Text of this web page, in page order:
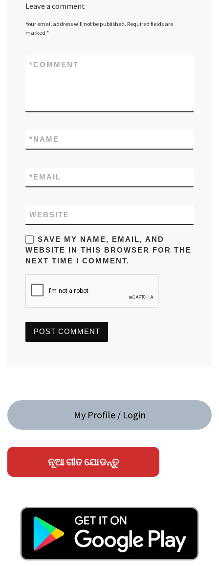
Leave a comment
Your email address will not be published. Required fields are
marked *
COMMENT
*
NAME
*
EMAIL
*
WEBSITE
SAVE MY NAME, EMAIL, AND
WEBSITE IN THIS BROWSER FOR THE
NEXT TIME I COMMENT.
My Profile / Login
ନୂଆ ଗୀତ ଯୋଡନ୍ତୁ